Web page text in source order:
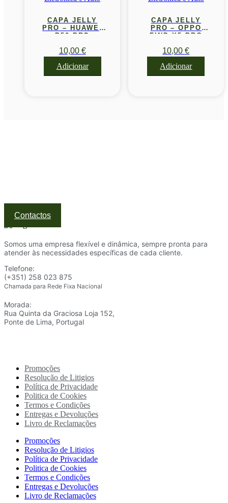
CAPA JELLY
PRO – HUAWEI
P50 PRO
LENTE)
10,00 €
Adicionar
CAPA JELLY
PRO – OPPO
FIND X5 PRO
10,00€
Adicionar
Contactos
Somos uma empresa flexível e dinâmica, sempre pronta para
atender às necessidades específicas de cada cliente.
Telefone:
(+351) 258 023 875
Chamada para Rede Fixa Nacional
Morada:
Rua Quinta da Graciosa Loja 152,
Ponte de Lima, Portugal
Promoções
Resolução de Litigios
Política de Privacidade
Politica de Cookies
Termos e Condições
Entregas e Devoluções
Livro de Reclamações
Promoções
Resolução de Litigios
Política de Privacidade
Politica de Cookies
Termos e Condições
Entregas e Devoluções
Livro de Reclamações